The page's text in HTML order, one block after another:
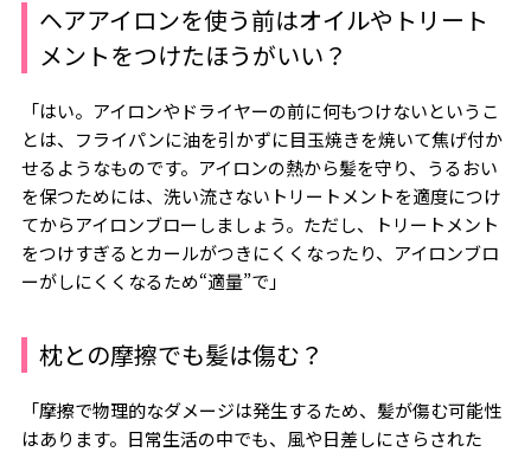
ヘアアイロンを使う前はオイルやトリート
メントをつけたほうがいい？
「はい。アイロンやドライヤーの前に何もつけないというこ
とは、フライパンに油を引かずに目玉焼きを焼いて焦げ付か
せるようなものです。アイロンの熱から髪を守り、うるおい
を保つためには、洗い流さないトリートメントを適度につけ
てからアイロンブローしましょう。ただし、トリートメント
をつけすぎるとカールがつきにくくなったり、アイロンブロ
ーがしにくくなるため“適量”で」
枕との摩擦でも髪は傷む？
「摩擦で物理的なダメージは発生するため、髪が傷む可能性
はあります。日常生活の中でも、風や日差しにさらされた